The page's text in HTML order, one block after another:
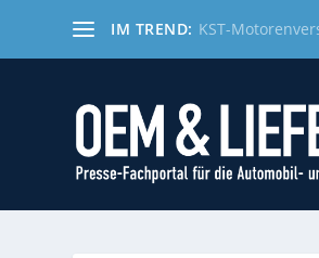
IM TREND: KST-